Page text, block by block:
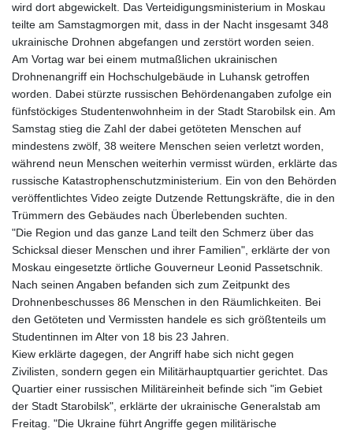
wird dort abgewickelt. Das Verteidigungsministerium in Moskau
teilte am Samstagmorgen mit, dass in der Nacht insgesamt 348
ukrainische Drohnen abgefangen und zerstört worden seien.
Am Vortag war bei einem mutmaßlichen ukrainischen
Drohnenangriff ein Hochschulgebäude in Luhansk getroffen
worden. Dabei stürzte russischen Behördenangaben zufolge ein
fünfstöckiges Studentenwohnheim in der Stadt Starobilsk ein. Am
Samstag stieg die Zahl der dabei getöteten Menschen auf
mindestens zwölf, 38 weitere Menschen seien verletzt worden,
während neun Menschen weiterhin vermisst würden, erklärte das
russische Katastrophenschutzministerium. Ein von den Behörden
veröffentlichtes Video zeigte Dutzende Rettungskräfte, die in den
Trümmern des Gebäudes nach Überlebenden suchten.
"Die Region und das ganze Land teilt den Schmerz über das
Schicksal dieser Menschen und ihrer Familien", erklärte der von
Moskau eingesetzte örtliche Gouverneur Leonid Passetschnik.
Nach seinen Angaben befanden sich zum Zeitpunkt des
Drohnenbeschusses 86 Menschen in den Räumlichkeiten. Bei
den Getöteten und Vermissten handele es sich größtenteils um
Studentinnen im Alter von 18 bis 23 Jahren.
Kiew erklärte dagegen, der Angriff habe sich nicht gegen
Zivilisten, sondern gegen ein Militärhauptquartier gerichtet. Das
Quartier einer russischen Militäreinheit befinde sich "im Gebiet
der Stadt Starobilsk", erklärte der ukrainische Generalstab am
Freitag. "Die Ukraine führt Angriffe gegen militärische